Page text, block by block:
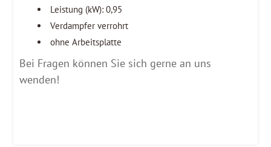
Leistung (kW): 0,95
Verdampfer verrohrt
ohne Arbeitsplatte
Bei Fragen können Sie sich gerne an uns
wenden!